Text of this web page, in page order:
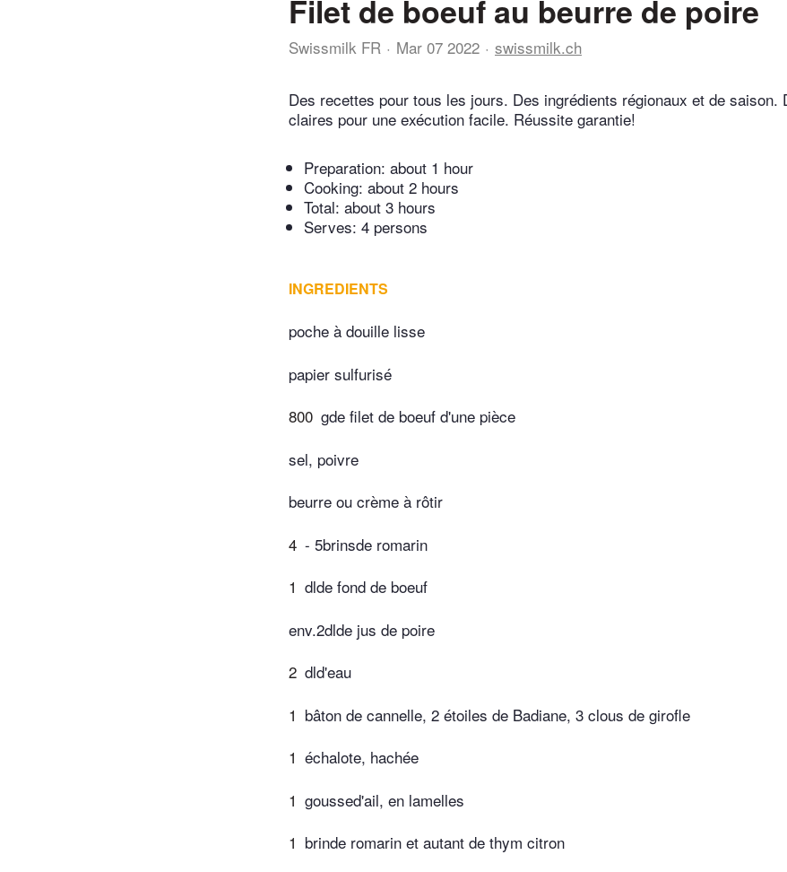
Filet de boeuf au beurre de poire
Swissmilk FR Mar 07 2022 swissmilk.ch
Des recettes pour tous les jours. Des ingrédients régionaux et de saison.
claires pour une exécution facile. Réussite garantie!
Preparation: about 1 hour
Cooking: about 2 hours
Total: about 3 hours
Serves: 4 persons
INGREDIENTS
poche à douille lisse
papier sulfurisé
800 gde filet de boeuf d'une pièce
sel, poivre
beurre ou crème à rôtir
4 - 5brinsde romarin
1 dlde fond de boeuf
env.2dlde jus de poire
2 dld'eau
1 bâton de cannelle, 2 étoiles de Badiane, 3 clous de girofle
1 échalote, hachée
1 goussed'ail, en lamelles
1 brinde romarin et autant de thym citron